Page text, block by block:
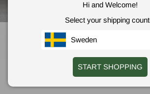
Winga
Hi and Welcome!
Select your shipping
Sweden
START SHOPPING